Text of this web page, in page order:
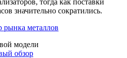
тогда как поставки
значительно сократились.
рынка металлов
модели
обзор